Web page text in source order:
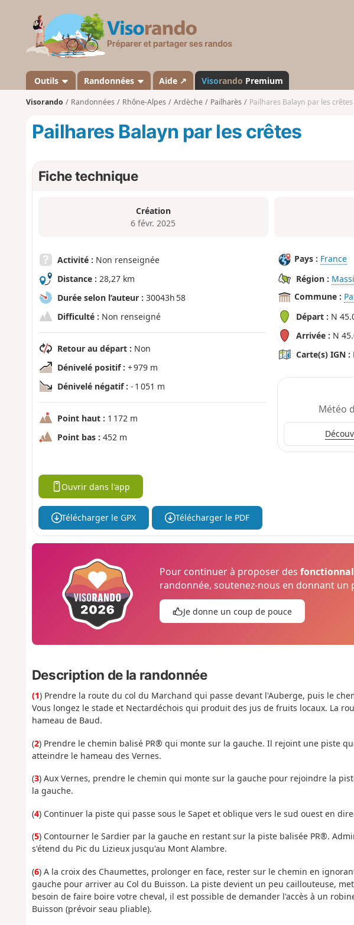
s
a
n
d
Outils Randonnées Aide ↗ Visorando Premium
Visorando Randonnées Rhône-Alpes Ardèche Pailharès Pailhares Balayn par les crêtes
Pailhares Balayn par les crêtes
Fiche technique
Création
6 févr. 2025
Activité : Non renseignée
Distance : 28,27 km
Durée selon l’auteur : 30043h 58
Difficulté : Non renseigné
Retour au départ : Non
Dénivelé positif : + 979 m
Dénivelé négatif : - 1 051 m
Point haut : 1 172 m
Point bas : 452 m
Pays : France
Région :
Commune :
Départ : N
Arrivée : N
Carte(s) IGN :
Météo
Ouvrir dans l'app
Télécharger le GPX Télécharger le PDF
Pour continuer à proposer des
randonnée, soutenez-nous en donnant un
Je donne un coup de pouce
Description de la randonnée
(1) Prendre la route du col du Marchand qui passe devant l'Auberge, puis le
Vous longez le stade et Nectardéchois qui produit des jus de fruits locaux. La
hameau de Baud.
(2) Prendre le chemin balisé PR® qui monte sur la gauche. Il rejoint une piste
atteindre le hameau des Vernes.
(3) Aux Vernes, prendre le chemin qui monte sur la gauche pour rejoindre la
la gauche.
(4) Continuer la piste qui passe sous le Sapet et oblique vers le sud ouest en
(5) Contourner le Sardier par la gauche en restant sur la piste balisée PR®.
s'étend du Pic du Lizieux jusqu'au Mont Alambre.
(6) A la croix des Chaumettes, prolonger en face, rester sur le chemin en
gauche pour arriver au Col du Buisson. La piste devient un peu caillouteuse,
besoin de faire boire votre cheval, il est possible de demander l'accès à un
Buisson (prévoir seau pliable).